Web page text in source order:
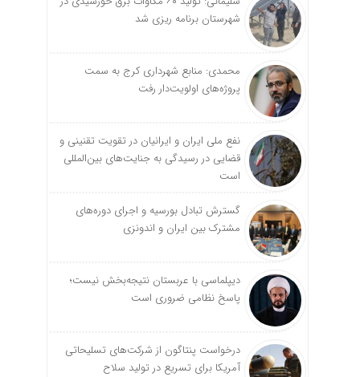
شهرستان برنامه ریزی شد
محمدی: منابع شهرداری کرج به سمت
پروژه‌های اولویت‌دار رفت
نفع ملی ایران و ایرانیان در تقویت تقنینی و
قضایی در رسیدگی به جنایت‌های بین‌المللی
است
گسترش تبادل بورسیه و اجرای دوره‌های
مشترک بین ایران و اندونزی
دیپلماسی با عربستان نتیجه‌بخش نیست؛
پاسخ نظامی ضروری است
درخواست پنتاگون از شرکت‌های تسلیحاتی
آمریکا برای تسریع در تولید سلاح